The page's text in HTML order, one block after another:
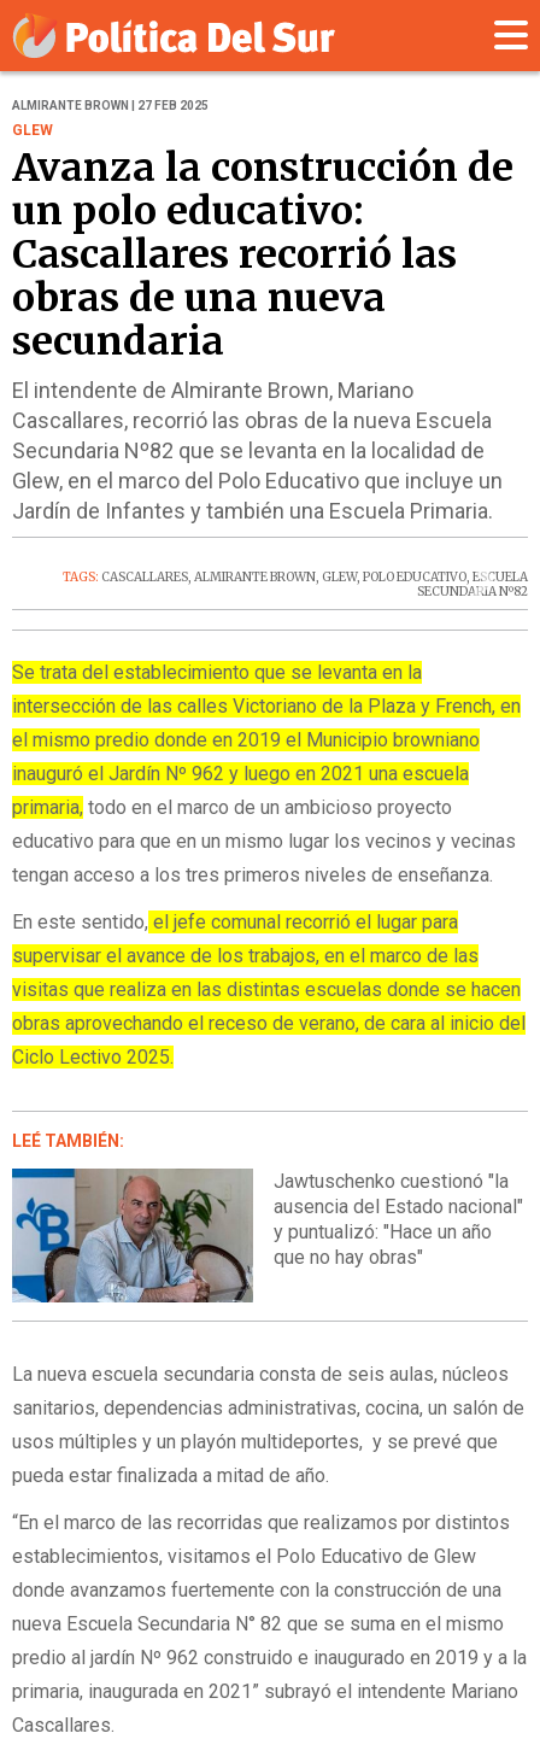
ALMIRANTE BROWN | 27 FEB 2025
GLEW
Avanza la construcción de
un polo educativo:
Cascallares recorrió las
obras de una nueva
secundaria
El intendente de Almirante Brown, Mariano
Cascallares, recorrió las obras de la nueva Escuela
Secundaria Nº82 que se levanta en la localidad de
Glew, en el marco del Polo Educativo que incluye un
Jardín de Infantes y también una Escuela Primaria.
‹ ›
TAGS: CASCALLARES, ALMIRANTE BROWN, GLEW, POLO EDUCATIVO, ESCUELA
SECUNDARIA Nº82
Se trata del establecimiento que se levanta en la
intersección de las calles Victoriano de la Plaza y French, en
el mismo predio donde en 2019 el Municipio browniano
inauguró el Jardín Nº 962 y luego en 2021 una escuela
primaria, todo en el marco de un ambicioso proyecto
educativo para que en un mismo lugar los vecinos y vecinas
tengan acceso a los tres primeros niveles de enseñanza.
En este sentido, el jefe comunal recorrió el lugar para
supervisar el avance de los trabajos, en el marco de las
visitas que realiza en las distintas escuelas donde se hacen
obras aprovechando el receso de verano, de cara al inicio del
Ciclo Lectivo 2025.
LEÉ TAMBIÉN:
Jawtuschenko cuestionó "la
ausencia del Estado nacional"
y puntualizó: "Hace un año
que no hay obras"
La nueva escuela secundaria consta de seis aulas, núcleos
sanitarios, dependencias administrativas, cocina, un salón de
usos múltiples y un playón multideportes, y se prevé que
pueda estar finalizada a mitad de año.
“En el marco de las recorridas que realizamos por distintos
establecimientos, visitamos el Polo Educativo de Glew
donde avanzamos fuertemente con la construcción de una
nueva Escuela Secundaria N° 82 que se suma en el mismo
predio al jardín Nº 962 construido e inaugurado en 2019 y a la
primaria, inaugurada en 2021” subrayó el intendente Mariano
Cascallares.